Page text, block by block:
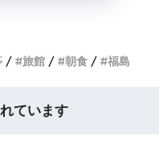
旅館 朝食 福島
ています